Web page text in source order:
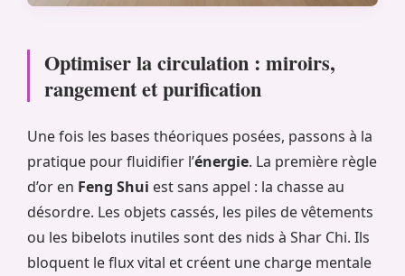
Optimiser la circulation : miroirs,
rangement et purification
Une fois les bases théoriques posées, passons à la
pratique pour fluidifier l’énergie. La première règle
d’or en Feng Shui est sans appel : la chasse au
désordre. Les objets cassés, les piles de vêtements
ou les bibelots inutiles sont des nids à Shar Chi. Ils
bloquent le flux vital et créent une charge mentale